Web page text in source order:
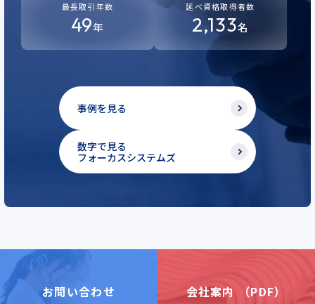
事例を見る
数字で見る
フォーカスシステムズ
最長取引年数
49年
延べ資格取得者数
2,133名
お問い合わせ 会社案内 （PDF）